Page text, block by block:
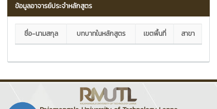
ข้อมูลอาจารย์ประจำหลักสูตร
ชื่อ-นามสกุล บทบาทในหลักสูตร เขตพื้นที่ สาขา